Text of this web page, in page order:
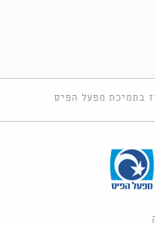
בתמיכת מפעל הפיס